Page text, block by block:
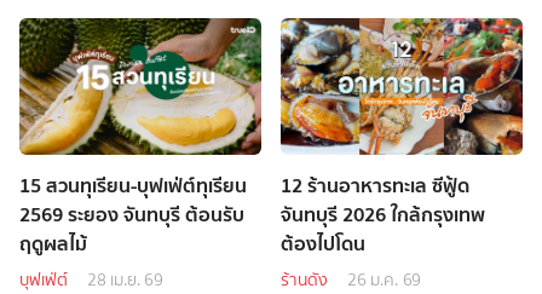
15 สวนทุเรียน-บุฟเฟ่ต์ทุเรียน
2569 ระยอง จันทบุรี ต้อนรับ
ฤดูผลไม้
บุฟเฟ่ต์ 28 เม.ย. 69
12 ร้านอาหารทะเล ซีฟู้ด
จันทบุรี 2026 ใกล้กรุงเทพ
ต้องไปโดน
ร้านดัง 26 ม.ค. 69